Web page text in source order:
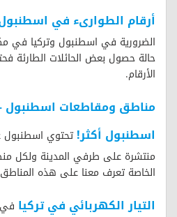
أرقام الطوارىء في
الضرورية في اسطنبول وتركيا في
حالة حصول بعض الحائلات الطارئة
الأرقام.
مناطق ومقاطعات اسطنبول
اسطنبول أكثر!
منتشرة على طرفي المدينة ولكل
الخاصة تعرف معنا على هذه
التيار الكهربائي في تركيا في